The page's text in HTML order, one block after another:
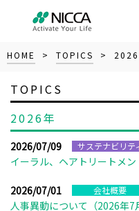
HOME > TOPICS > 2026
TOPICS
2026年
2026/07/09 サステナビリテ
イーラル、ヘアトリートメ
2026/07/01 会社概要
人事異動について（2026年7